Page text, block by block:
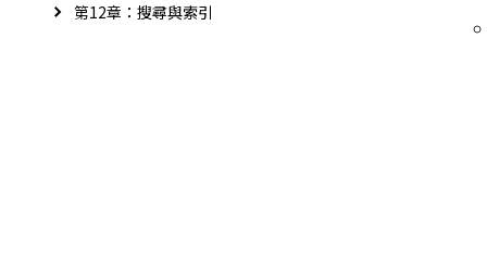
第12章：搜尋與索引